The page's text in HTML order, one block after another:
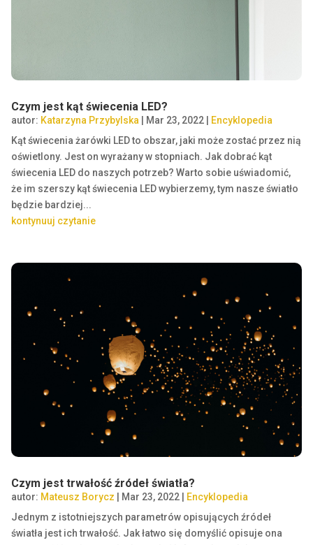
Czym jest kąt świecenia LED?
autor: Katarzyna Przybylska| Mar 23, 2022|
Encyklopedia
Kąt świecenia żarówki LED to obszar, jaki może zostać przez nią
oświetlony. Jest on wyrażany w stopniach. ​Jak dobrać kąt
świecenia LED do naszych potrzeb? Warto sobie uświadomić,
że im szerszy kąt świecenia LED wybierzemy, tym nasze światło
będzie bardziej...
kontynuuj czytanie
Czym jest trwałość źródeł światła?
autor: Mateusz Borycz Mar 23, 2022|
Encyklopedia
Jednym z istotniejszych parametrów opisujących źródeł
światła jest ich trwałość. Jak łatwo się domyślić opisuje ona